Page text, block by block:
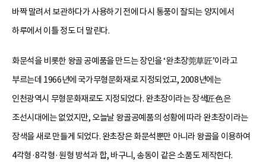
바짝 말려서 보관하다가 사용하기 전에 다시 통풍이 잘되는 양지에서
하루에서 이틀 정도 더 말린다.
화문석을 비롯한 왕골 공예품을 만드는 장인을 ‘완초장莞草匠’이라고
부르는데 1966년에 국가무형문화재로 지정되었고, 2008년에는
인천광역시 무형문화재로도 지정되었다. 완초장이라는 장색匠色은
조선시대에는 없었지만, 오늘날 왕골공예품의 성황에 따라 완초장이라는
장색을 새로 만들게 되었다. 완초장은 화문석뿐만 아니라 왕골을 이용하여
4각형·8각형·원형 방석과 합, 바구니, 송동이 같은 소품도 제작한다.